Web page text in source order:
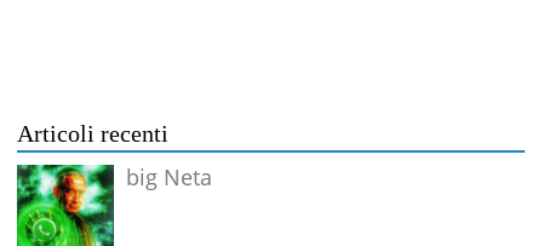
Articoli recenti
big Neta